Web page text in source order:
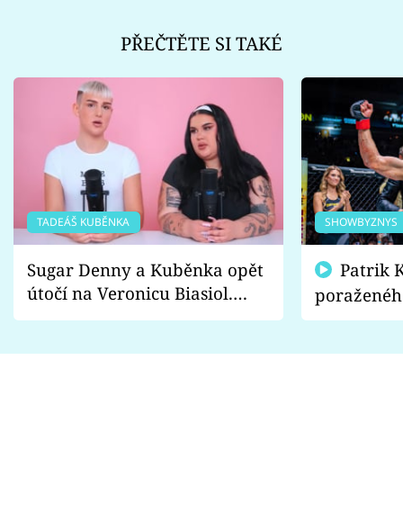
PŘEČTĚTE SI TAKÉ
TADEÁŠ KUBĚNKA
Sugar Denny a Kuběnka opět
útočí na Veronicu Biasiol.
Proč je podle nich falešná a
SHOWBYZNYS
fanoušci